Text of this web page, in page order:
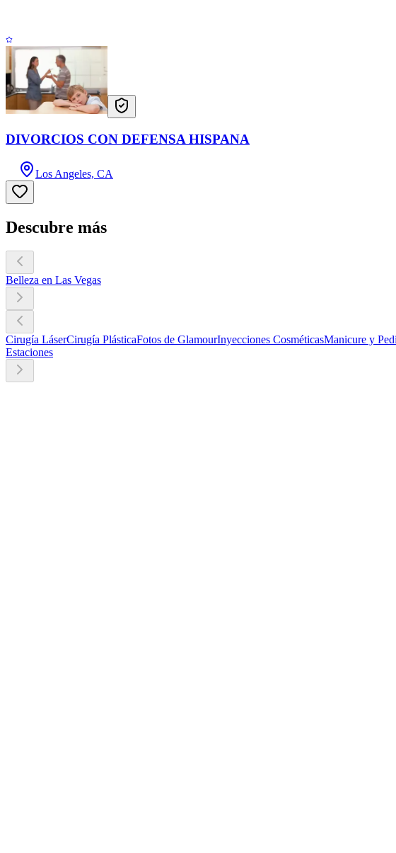
DIVORCIOS CON DEFENSA HISPANA
Los Angeles, CA
Descubre más
Belleza en Las Vegas
Cirugía LáserCirugía PlásticaFotos de GlamourInyecciones CosméticasManicure y
Estaciones